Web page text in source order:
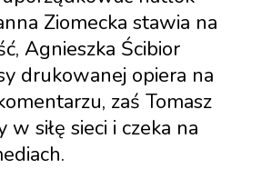
Ziomecka stawia na
Agnieszka Ścibior
drukowanej opiera na
zaś Tomasz
w siłę sieci i czeka na